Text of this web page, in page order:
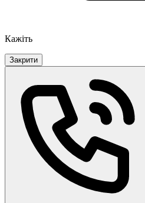
Кажіть
Закрити